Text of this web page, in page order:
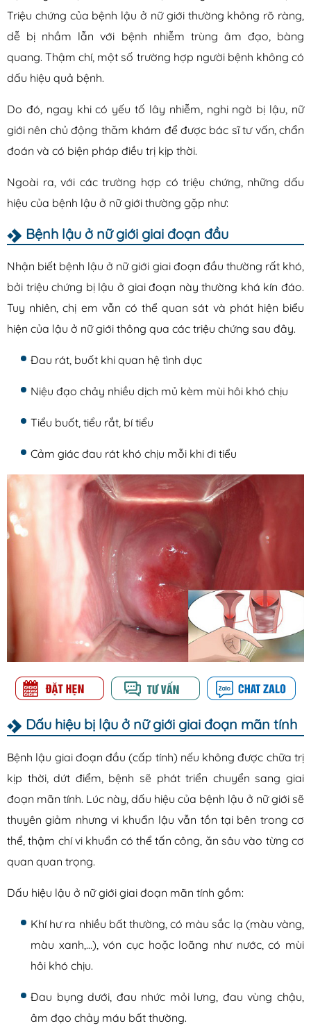
Triệu chứng của bệnh lậu ở nữ giới thường không rõ ràng,
dễ bị nhầm lẫn với bệnh nhiễm trùng âm đạo, bàng
quang. Thậm chí, một số trường hợp người bệnh không có
dấu hiệu quả bệnh.
Do đó, ngay khi có yếu tố lây nhiễm, nghi ngờ bị lậu, nữ
giới nên chủ động thăm khám để được bác sĩ tư vấn, chẩn
đoán và có biện pháp điều trị kịp thời.
Ngoài ra, với các trường hợp có triệu chứng, những dấu
hiệu của bệnh lậu ở nữ giới thường gặp như:
Bệnh lậu ở nữ giới giai đoạn đầu
Nhận biết bệnh lậu ở nữ giới giai đoạn đầu thường rất khó,
bởi triệu chứng bị lậu ở giai đoạn này thường khá kín đáo.
Tuy nhiên, chị em vẫn có thể quan sát và phát hiện biểu
hiện của lậu ở nữ giới thông qua các triệu chứng sau đây.
Đau rát, buốt khi quan hệ tình dục
Niệu đạo chảy nhiều dịch mủ kèm mùi hôi khó chịu
Tiểu buốt, tiểu rắt, bí tiểu
Cảm giác đau rát khó chịu mỗi khi đi tiểu
Dấu hiệu bị lậu ở nữ giới giai đoạn mãn tính
Bệnh lậu giai đoạn đầu (cấp tính) nếu không được chữa trị
kịp thời, dứt điểm, bệnh sẽ phát triển chuyển sang giai
đoạn mãn tính. Lúc này, dấu hiệu của bệnh lậu ở nữ giới sẽ
thuyên giảm nhưng vi khuẩn lậu vẫn tồn tại bên trong cơ
thể, thậm chí vi khuẩn có thể tấn công, ăn sâu vào từng cơ
quan quan trọng.
Dấu hiệu lậu ở nữ giới giai đoạn mãn tính gồm:
Khí hư ra nhiều bất thường, có màu sắc lạ (màu vàng,
màu xanh,…), vón cục hoặc loãng như nước, có mùi
hôi khó chịu.
Đau bụng dưới, đau nhức mỏi lưng, đau vùng chậu,
âm đạo chảy máu bất thường.